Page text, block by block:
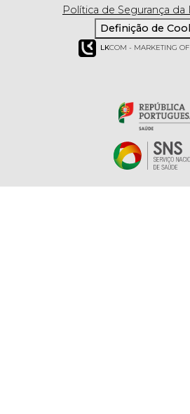
Política de Segurança
Definição de
LKCOM - MARKETING